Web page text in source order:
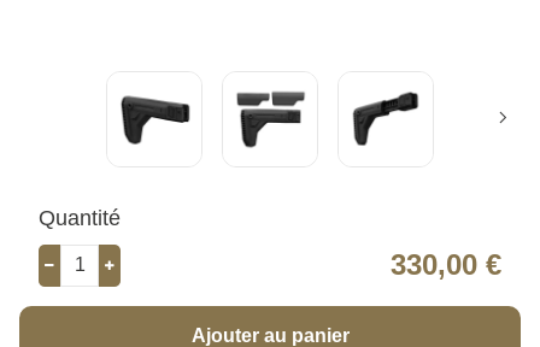
Quantité
330,00 €
Ajouter au panier